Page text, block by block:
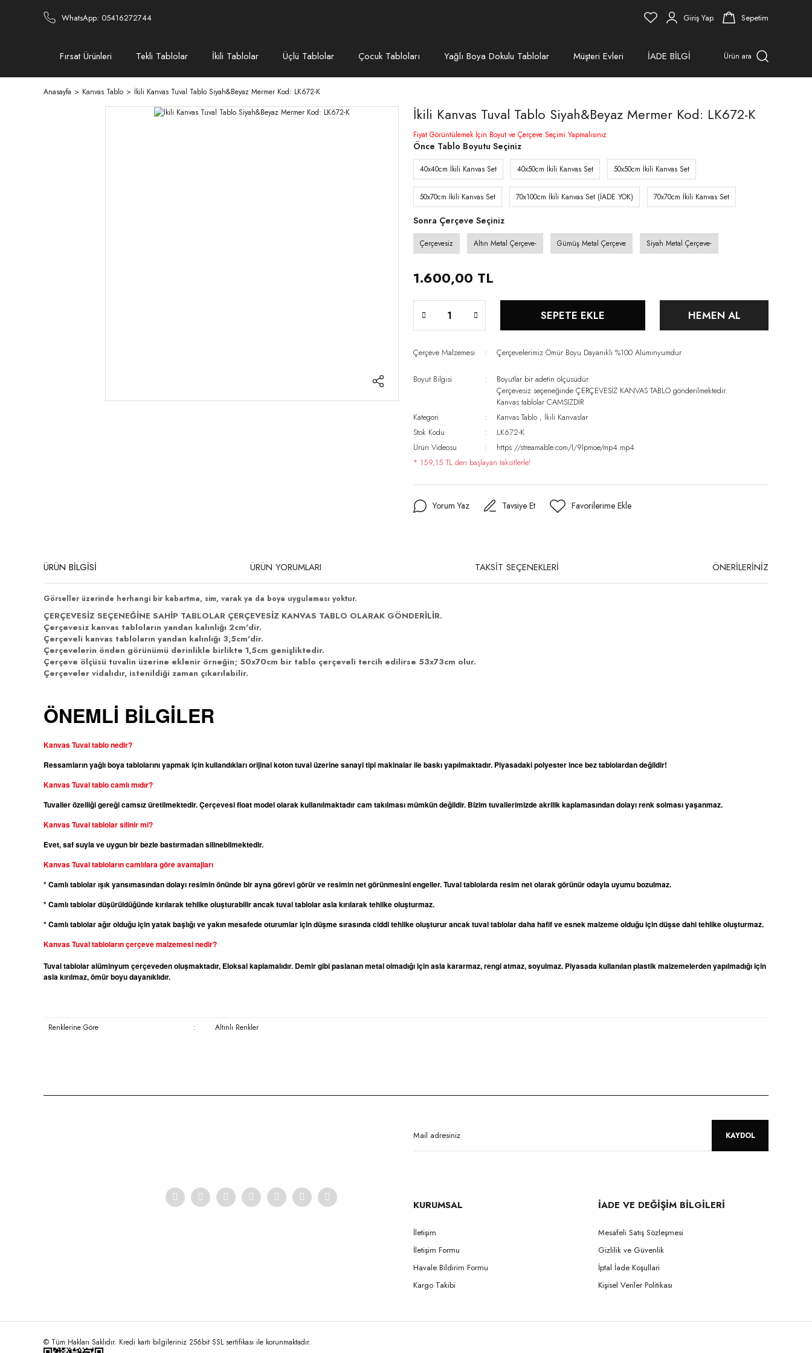
WhatsApp: 05416272744 Giriş Yap Sepetim
Fırsat Ürünleri Tekli Tablolar İkili Tablolar Üçlü Tablolar Çocuk Tabloları Yağlı Boya Dokulu Tablolar Müşteri Evleri İADE BİLGİ Ürün ara
Anasayfa Kanvas Tablo İkili Kanvas Tuval Tablo Siyah&Beyaz Mermer Kod: LK672-K
İkili Kanvas Tuval Tablo Siyah&Beyaz Mermer Kod: LK672-K
Fiyat Görüntülemek İçin Boyut ve Çerçeve Seçimi Yapmalısınız
Önce Tablo Boyutu Seçiniz
40x40cm İkili Kanvas Set 40x50cm İkili Kanvas Set 50x50cm İkili Kanvas Set
50x70cm İkili Kanvas Set 70x100cm İkili Kanvas Set (İADE YOK) 70x70cm İkili Kanvas Set
Sonra Çerçeve Seçiniz
Çerçevesiz Altın Metal Çerçeve- Gümüş Metal Çerçeve Siyah Metal Çerçeve-
1.600,00 TL
SEPETE EKLE HEMEN AL
Çerçeve Malzemesi Çerçevelerimiz Ömür Boyu Dayanıklı %100 Alüminyumdur
Boyut Bilgisi
Boyutlar bir adetin ölçüsüdür.
Çerçevesiz seçeneğinde ÇERÇEVESİZ KANVAS TABLO gönderilmektedir.
Kanvas tablolar CAMSIZDIR
Kategori
Kanvas Tablo , İkili Kanvaslar
Stok Kodu
LK672-K
Ürün Videosu
https://streamable.com/l/9lpmoe/mp4.mp4
* 159,15 TL den başlayan taksitlerle!
Yorum Yaz Tavsiye Et
ÜRÜN BİLGİSİ ÜRÜN YORUMLARI TAKSİT SEÇENEKLERİ ÖNERİLERİNİZ
Görseller üzerinde herhangi bir kabartma, sim, varak ya da boya uygulaması yoktur.
ÇERÇEVESİZ SEÇENEĞİNE SAHİP TABLOLAR ÇERÇEVESİZ KANVAS TABLO OLARAK GÖNDERİLİR.
Çerçevesiz kanvas tabloların yandan kalınlığı 2cm'dir.
Çerçeveli kanvas tabloların yandan kalınlığı 3,5cm'dir.
Çerçevelerin önden görünümü derinlikle birlikte 1,5cm genişliktedir.
Çerçeve ölçüsü tuvalin üzerine eklenir örneğin; 50x70cm bir tablo çerçeveli tercih edilirse 53x73cm olur.
Çerçeveler vidalıdır, istenildiği zaman çıkarılabilir.
ÖNEMLİ BİLGİLER
Kanvas Tuval tablo nedir?
Ressamların yağlı boya tablolarını yapmak için kullandıkları orijinal koton tuval üzerine sanayi tipi makinalar ile baskı yapılmaktadır. Piyasadaki polyester ince bez tablolardan değildir!
KanvasTuval tablo camlı mıdır?
Tuvaller özelliği gereği camsız üretilmektedir. Çerçevesi float model olarak kullanılmaktadır cam takılması mümkün değildir. Bizim tuvallerimizde akrilik kaplamasından dolayı renk solması yaşanmaz.
KanvasTuval tablolar silinir mi?
Evet, saf suyla ve uygun bir bezle bastırmadan silinebilmektedir.
KanvasTuval tabloların camlılara göre avantajları
* Camlı tablolar ışık yansımasından dolayı resimin önünde bir ayna görevi görür ve resimin net görünmesini engeller. Tuval tablolarda resim net olarak görünür odayla uyumu bozulmaz.
* Camlı tablolar düşürüldüğünde kırılarak tehlike oluşturabilir ancak tuval tablolar asla kırılarak tehlike oluşturmaz.
* Camlı tablolar ağır olduğu için yatak başlığı ve yakın mesafede oturumlar için düşme sırasında ciddi tehlike oluşturur ancak tuval tablolar daha hafif ve esnek malzeme olduğu için düşse dahi tehlike oluşturmaz.
KanvasTuval tabloların çerçeve malzemesi nedir?
Tuval tablolar alüminyum çerçeveden oluşmaktadır, Eloksal kaplamalıdır. Demir gibi paslanan metal olmadığı için asla kararmaz, rengi atmaz, soyulmaz. Piyasada kullanılan plastik malzemelerden yapılmadığı için
asla kırılmaz, ömür boyu dayanıklıdır.
Renklerine Göre : Altınlı Renkler
KAYDOL
KURUMSAL
İletişim
İletişim Formu
Havale Bildirim Formu
Kargo Takibi
İADE VE DEĞİŞİM BİLGİLERİ
Mesafeli Satış Sözleşmesi
Gizlilik ve Güvenlik
İptal İade Koşullari
Kişisel Veriler Politikası
© Tüm Hakları Saklıdır. Kredi kartı bilgileriniz 256bit SSL sertifikası ile korunmaktadır.